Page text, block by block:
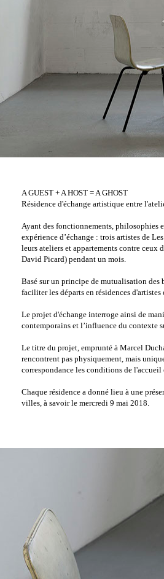
A GUEST + A HOST = A GHOST
Résidence d'échange artistique entre
Ayant des fonctionnements, philosophies
expérience d’échange : trois artistes de
leurs ateliers et appartements contre
David Picard) pendant un mois.
Basé sur un principe de mutualisation des
faciliter les départs en résidences
Le projet d'échange interroge ainsi de
contemporains et l’influence du contexte
Le titre du projet, emprunté à Marcel
rencontrent pas physiquement, mais
correspondance les conditions de
Chaque résidence a donné lieu à une
villes, à savoir le mercredi 9 mai 2018.